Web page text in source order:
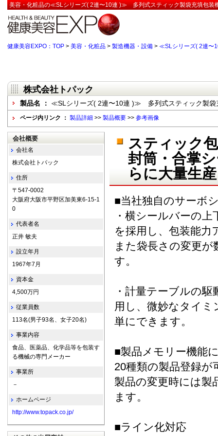
美容・化粧品の≪SLシリーズ( 2連〜10連 )≫ 多列式スティック製袋充填包装
健康美容EXPO：TOP > 美容・化粧品 > 製造機器・設備 > ≪SLシリーズ( 2連〜
株式会社トパック
製品名 ： ≪SLシリーズ( 2連〜10連 )≫ 多列式スティック製袋
ページ内リンク ： 製品詳細 >> 製品概要 >> 参考画像
スティック
封筒・合掌
らに大量生
■当社独自のサーボ
・横シールバーの
を採用し、包装能
また袋長さの変更
す。
・計量テーブルの
用し、微妙なタイミ
単にできます。
■製品メモリー機能
20種類の製品登録
製品の変更時には製
ます。
■ライン化対応
会社概要
会社名
株式会社トパック
住所
〒547-0002
大阪府大阪市平野区加美東6-15-1
0
代表者名
正井 敏夫
設立年月
1967年7月
資本金
4,500万円
従業員数
113名(男子93名、女子20名)
事業内容
食品、医薬品、化学品等を包装す
る機械の専門メーカー
事業所
－
ホームページ
http://www.topack.co.jp/